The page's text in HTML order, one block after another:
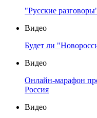
"Русские
Видео
Будет ли
Видео
Онлайн-марафон
Россия
Видео